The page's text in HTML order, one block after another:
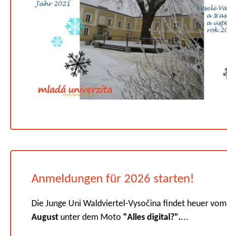
Anmeldungen für 2026 starten!
Die Junge Uni Waldviertel-Vysočina findet heuer
August unter dem Moto "Alles digital?"....